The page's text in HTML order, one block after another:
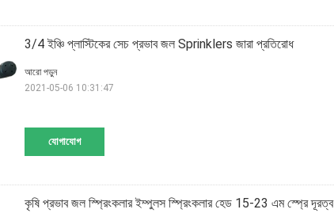
3/4 ইঞ্চি প্লাস্টিকের সেচ প্রভাব জল Sprinklers জারা প্রতিরোধ
যোগাযোগ
আরো পড়ুন
2021-05-06 10:31:47
কৃষি প্রভাব জল স্প্রিংকলার ইম্পুলস স্প্রিংকলার হেড 15-23 এম স্প্রে দূরত্ব